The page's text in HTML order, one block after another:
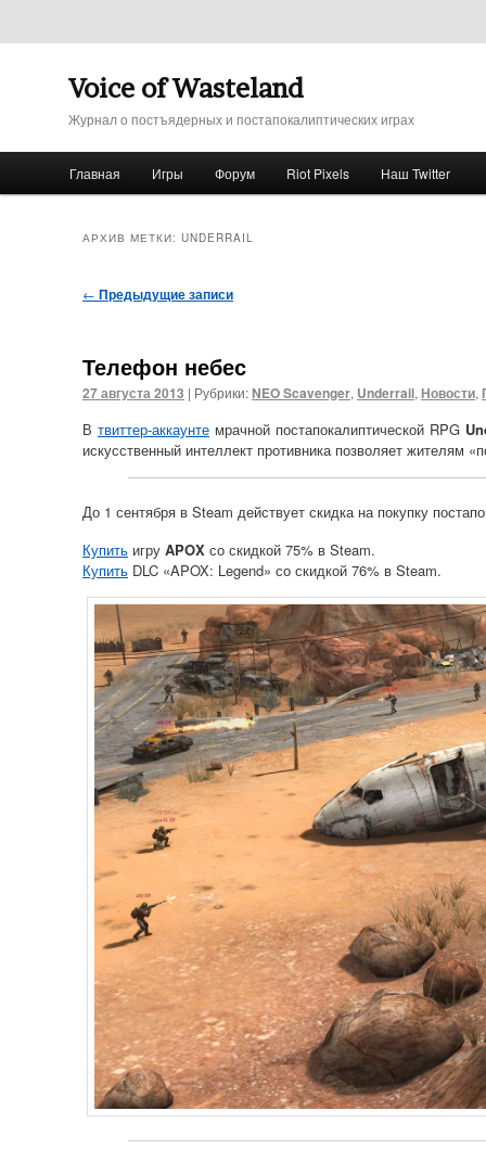
Voice of Wasteland
Журнал о постъядерных и постапокалиптических играх
Перейти к основному содержимому
Перейти к дополнительному содержимому
Главная Игры Форум Riot Pixels Наш Twitter
АРХИВ МЕТКИ: UNDERRAIL
Навигация по записям
← Предыдущие записи
Телефон небес
27 августа 2013 | Рубрики: NEO Scavenger, Underrail, Новости,
В твиттер-аккаунтемрачной постапокалиптической RPG
искусственный интеллект противника позволяет жителям
До 1 сентября в Steam действует скидка на покупку
Купить игру APOX со скидкой 75% в Steam.
Купить DLC «APOX: Legend» со скидкой 76% в Steam.